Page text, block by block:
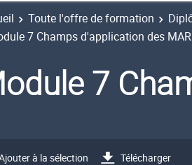
Toute l'offre de formation
7 Champs d'application des
7
à la sélection Télécharger